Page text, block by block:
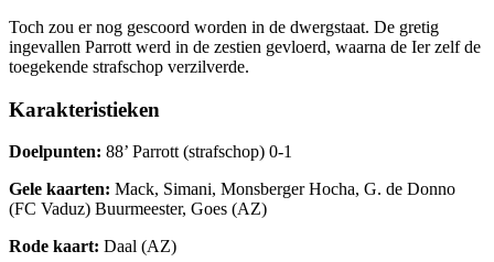
Toch zou er nog gescoord worden in de dwergstaat. De gretig
ingevallen Parrott werd in de zestien gevloerd, waarna de Ier zelf de
toegekende strafschop verzilverde.
Karakteristieken
Doelpunten: 88’ Parrott (strafschop) 0-1
Gele kaarten: Mack, Simani, Monsberger Hocha, G. de Donno
(FC Vaduz) Buurmeester, Goes (AZ)
Rode kaart: Daal (AZ)